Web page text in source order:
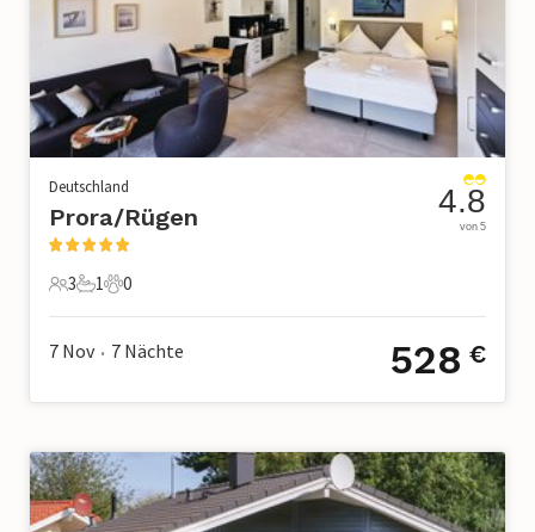
Deutschland
Prora/Rügen
3 Gäste
3
1 Badezimmer
1
0 Haustiere
0
4.8
von 5
7 Nov • 7 Nächte 528 €